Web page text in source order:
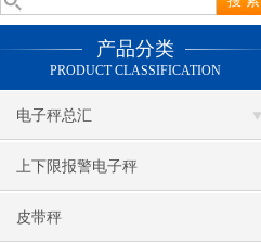
产品分类
PRODUCT CLASSIFICATION
电子秤总汇
上下限报警电子秤
皮带秤